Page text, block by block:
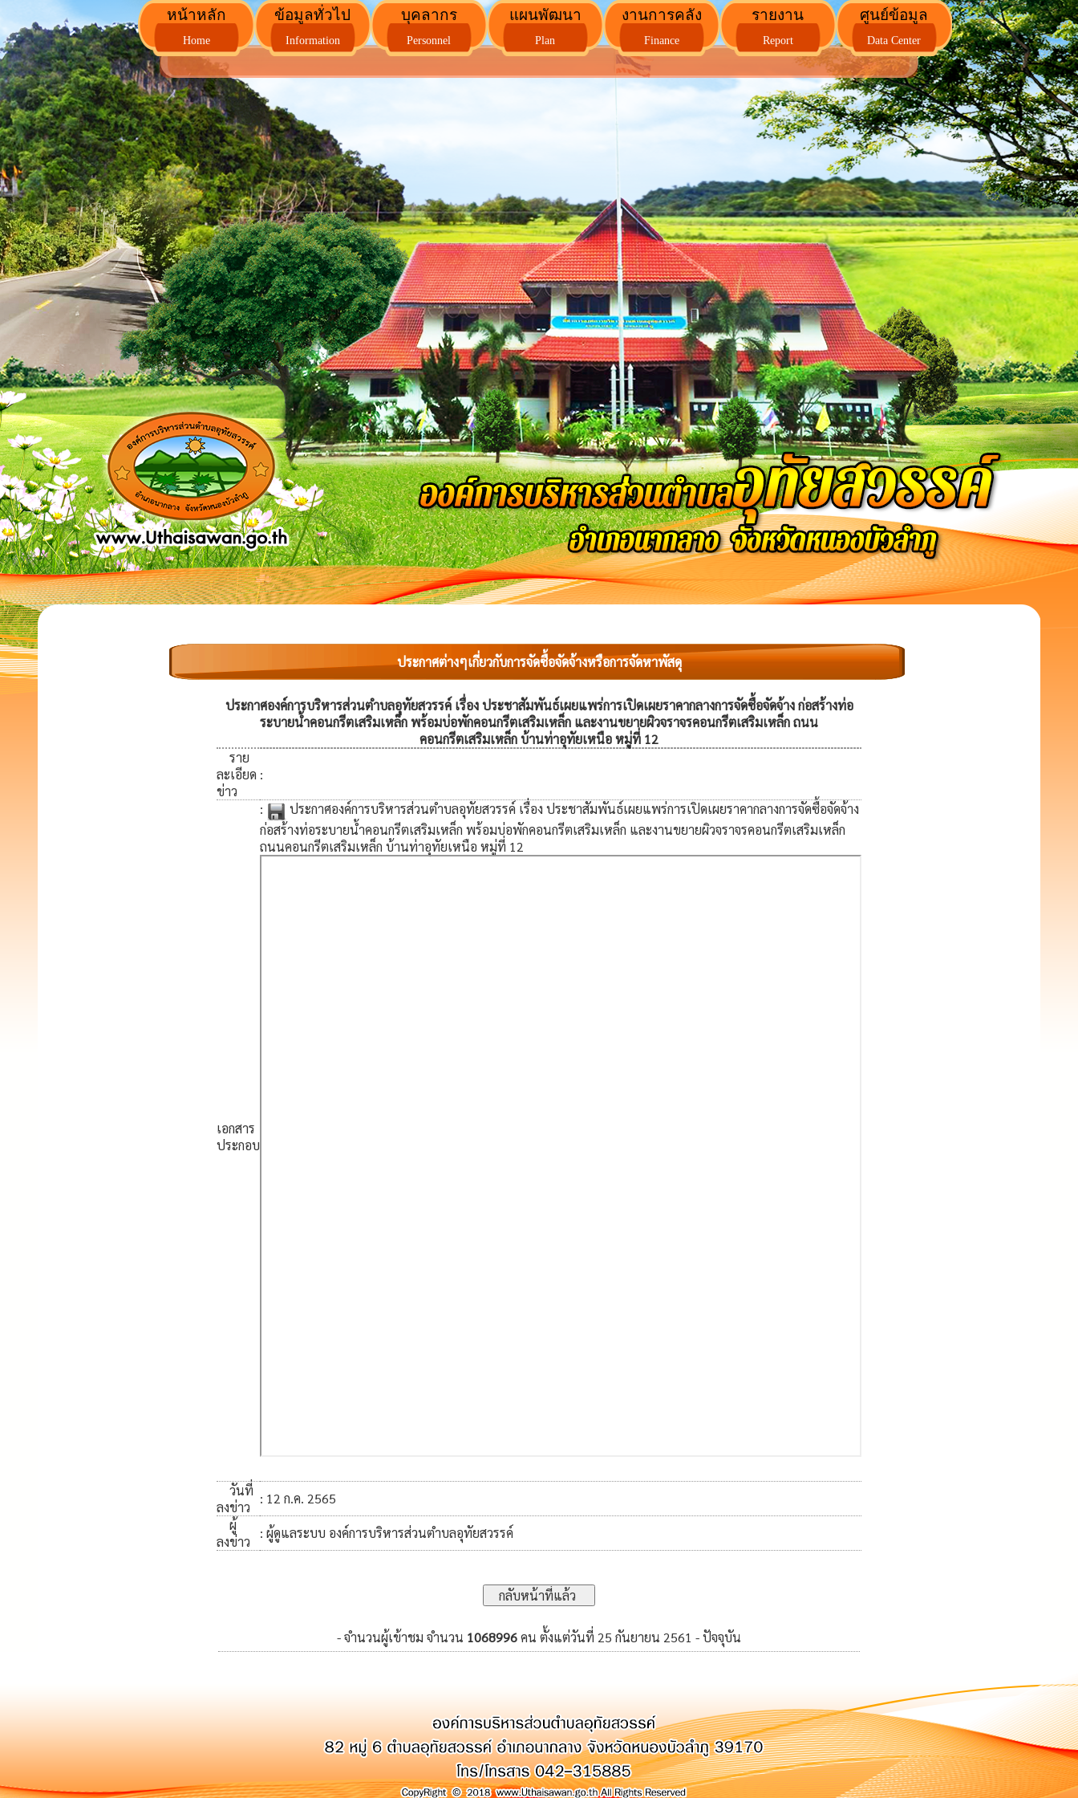
หน้าหลัก
Home
ข้อมูลทั่วไป
Information
บุคลากร
Personnel
แผนพัฒนา
Plan
งานการคลัง
Finance
รายงาน
Report
ศูนย์ข้อมูล
Data Center
ประกาศต่างๆเกี่ยวกับการจัดซื้อจัดจ้างหรือการจัดหาพัสดุ
ประกาศองค์การบริหารส่วนตำบลอุทัยสวรรค์ เรื่อง ประชาสัมพันธ์เผยแพร่การเปิดเผยราคากลางการจัดซื้อจัดจ้าง ก่อสร้างท่อ
ระบายน้ำคอนกรีตเสริมเหล็ก พร้อมบ่อพักคอนกรีตเสริมเหล็ก และงานขยายผิวจราจรคอนกรีตเสริมเหล็ก ถนน
คอนกรีตเสริมเหล็ก บ้านท่าอุทัยเหนือ หมู่ที่ 12
ราย
ละเอียด
ข่าว
:
เอกสาร
ประกอบ
:
ประกาศองค์การบริหารส่วนตำบลอุทัยสวรรค์ เรื่อง ประชาสัมพันธ์เผยแพร่การเปิดเผยราคากลางการจัดซื้อจัดจ้าง
ก่อสร้างท่อระบายน้ำคอนกรีตเสริมเหล็ก พร้อมบ่อพักคอนกรีตเสริมเหล็ก และงานขยายผิวจราจรคอนกรีตเสริมเหล็ก
ถนนคอนกรีตเสริมเหล็ก บ้านท่าอุทัยเหนือ หมู่ที่ 12
วันที่
ลงข่าว
: 12 ก.ค. 2565
ผู้
ลงข่าว
: ผู้ดูแลระบบ องค์การบริหารส่วนตำบลอุทัยสวรรค์
- จำนวนผู้เข้าชม จำนวน 1068996คน ตั้งแต่วันที่ 25 กันยายน 2561 - ปัจจุบัน